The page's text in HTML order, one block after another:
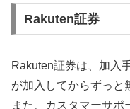
Rakuten証券
Rakuten証券は、加入
が加入してからずっと
また、カスタマーサポ